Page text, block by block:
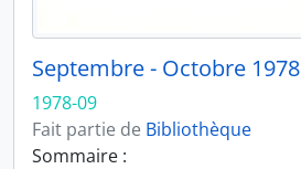
Septembre - Octobre 1978
1978-09
Fait partie de Bibliothèque
Sommaire :